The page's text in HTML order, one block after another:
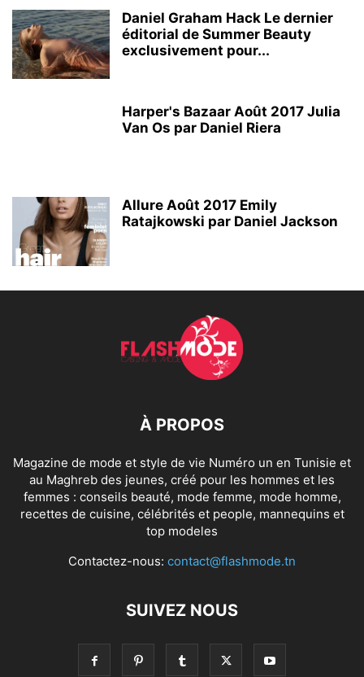
Daniel Graham Hack Le dernier
éditorial de Summer Beauty
exclusivement pour...
Harper's Bazaar Août 2017 Julia
Van Os par Daniel Riera
Allure Août 2017 Emily
Ratajkowski par Daniel Jackson
À PROPOS
Magazine de mode et style de vie Numéro un en Tunisie et
au Maghreb des jeunes, créé pour les hommes et les
femmes : conseils beauté, mode femme, mode homme,
recettes de cuisine, célébrités et people, mannequins et
top modeles
Contactez-nous: contact@flashmode.tn
SUIVEZ NOUS